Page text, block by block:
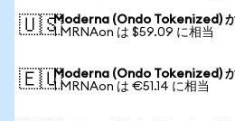
🇺🇸Moderna (Ondo Tokenized)
1 MRNAon は $59.09 に相当
🇪🇺Moderna (Ondo Tokenized)
1 MRNAon は €51.14 に相当